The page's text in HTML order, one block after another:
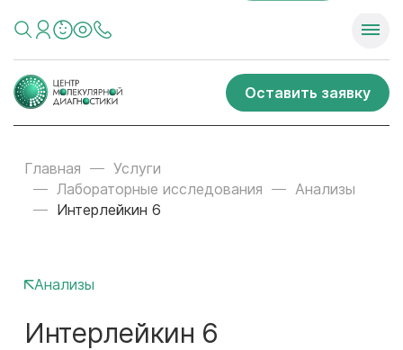
Оставить заявку
Главная
Услуги
Лабораторные исследования
Анализы
Интерлейкин 6
Анализы
Интерлейкин 6